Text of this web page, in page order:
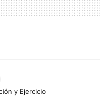
y Ejercicio